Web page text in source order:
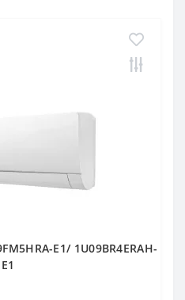
E1/ 1U09BR4ERAH-
E1